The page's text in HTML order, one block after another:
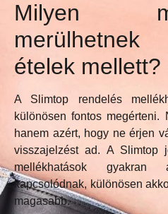
Milyen
ételek mellett?
A Slimtop rendelés
különösen fontos megérteni.
hanem azért, hogy ne érjen
visszajelzést ad. A Slimtop
mellékhatások gyakran
kapcsolódnak, különösen
magasabb.